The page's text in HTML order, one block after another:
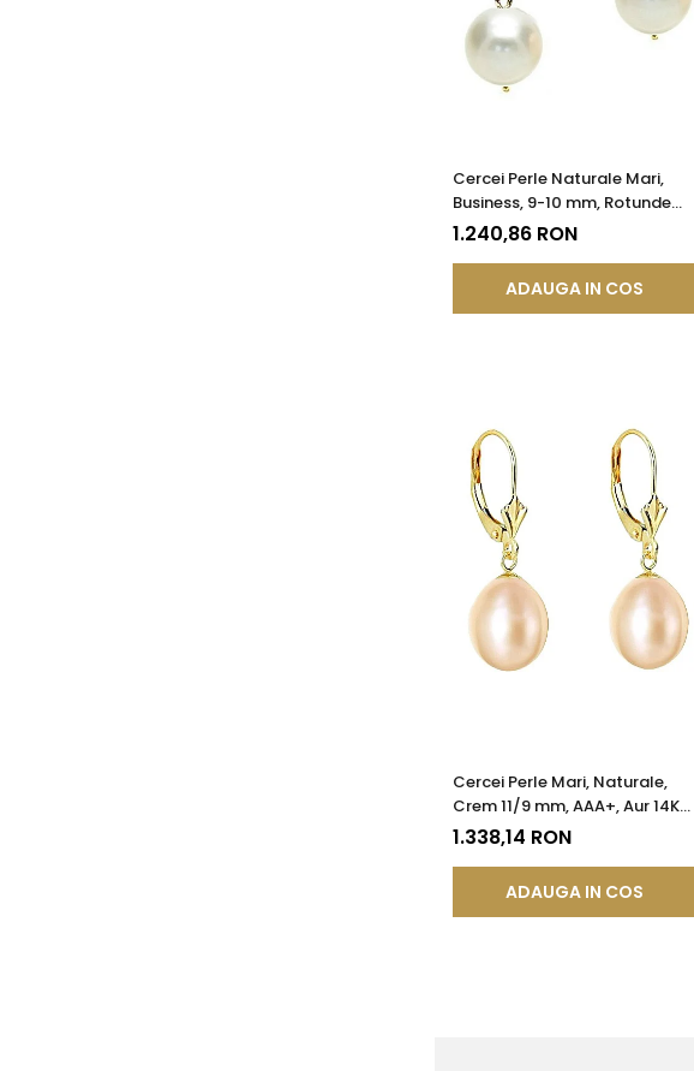
Cercei Perle Naturale Mari,
Business, 9-10 mm, Rotunde
AAA, Aur 14K (aur 585) |
1.240,86 RON
ADAUGA IN COS
Cercei Perle Mari, Naturale,
Crem 11/9 mm, AAA+, Aur 14K
(aur 585), Forma Lacrimă |
1.338,14 RON
ADAUGA IN COS